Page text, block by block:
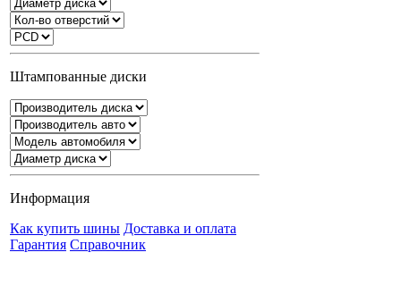
Штампованные диски
Информация
Как купить шины Доставка и оплата
Гарантия Справочник